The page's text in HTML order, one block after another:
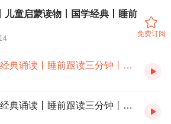
经久不衰。
儿童启蒙读物丨国学经典丨睡前
14
免费订阅
儿童启蒙必读丨国学经典诵读丨睡前跟读三分钟丨声律启蒙十五咸下丨求关注订阅点赞
儿童启蒙必读丨国学经典诵读丨睡前跟读三分钟丨声律启蒙十五咸中丨求关注订阅点赞